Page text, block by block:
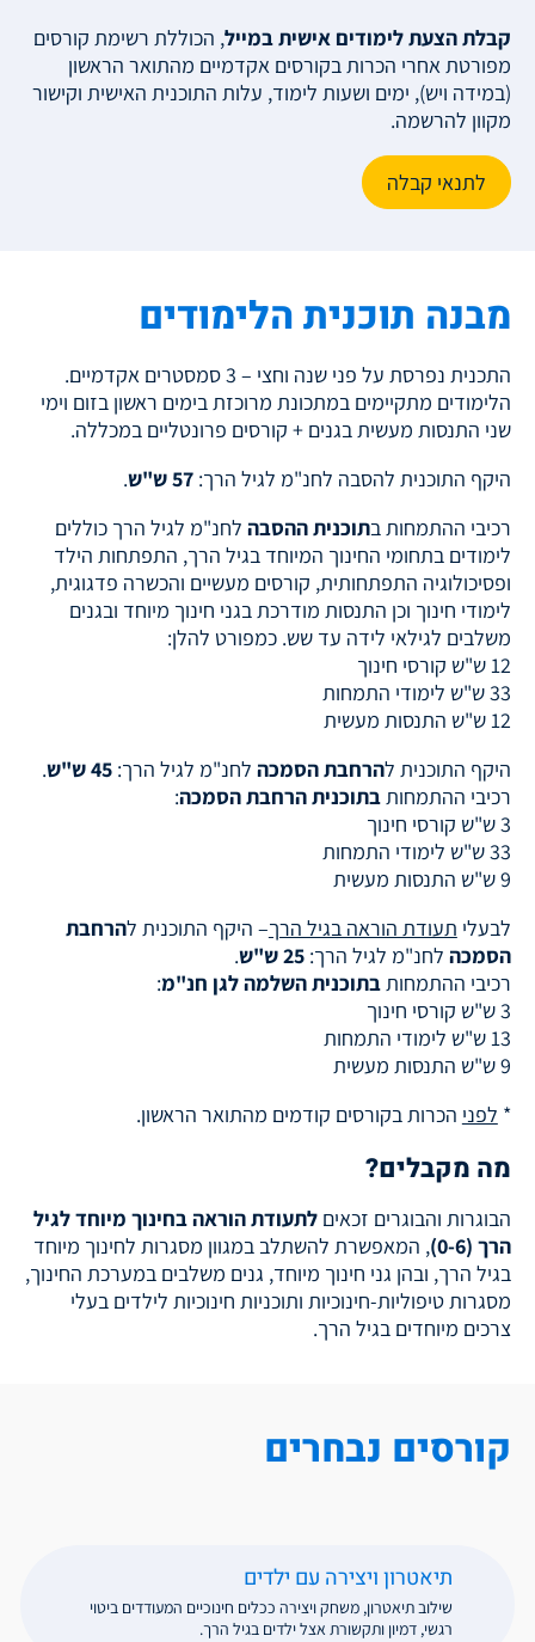
קבלת הצעת לימודים אישית במייל, הכוללת רשימת קורסים
מפורטת אחרי הכרות בקורסים אקדמיים מהתואר הראשון
(במידה ויש), ימים ושעות לימוד, עלות התוכנית האישית וקישור
מקוון להרשמה.
לתנאי קבלה
מבנה תוכנית הלימודים
התכנית נפרסת על פני שנה וחצי – 3 סמסטרים אקדמיים.
הלימודים מתקיימים במתכונת מרוכזת בימים ראשון בזום וימי
שני התנסות מעשית בגנים + קורסים פרונטליים במכללה.
היקף התוכנית להסבה לחנ"מ לגיל הרך:57 ש"ש
.
רכיבי ההתמחות בתוכנית ההסבה לחנ"מ לגיל הרך כוללים
לימודים בתחומי החינוך המיוחד בגיל הרך, התפתחות הילד
ופסיכולוגיה התפתחותית, קורסים מעשיים והכשרה פדגוגית,
לימודי חינוך וכן התנסות מודרכת בגני חינוך מיוחד ובגנים
משלבים לגילאי לידה עד שש. כמפורט להלן:
12 ש"ש קורסי חינוך
33 ש"ש לימודי התמחות
12 ש"ש התנסות מעשית
היקף התוכנית להרחבת הסמכה לחנ"מ לגיל הרך:45 ש"ש
.
רכיבי ההתמחותבתוכנית הרחבת הסמכה:
3 ש"ש קורסי חינוך
33 ש"ש לימודי התמחות
9 ש"ש התנסות מעשית
לבעלי תעודת הוראה בגיל הרך– היקף התוכנית להרחבת
הסמכה לחנ"מ לגיל הרך:25 ש"ש
.
רכיבי ההתמחותבתוכנית השלמה לגן חנ"מ:
3 ש"ש קורסי חינוך
13 ש"ש לימודי התמחות
9 ש"ש התנסות מעשית
* לפני הכרות בקורסים קודמים מהתואר הראשון.
מה מקבלים?
הבוגרות והבוגרים זכאיםלתעודת הוראה בחינוך מיוחד לגיל
הרך (0-6)
, המאפשרת להשתלב במגוון מסגרות לחינוך מיוחד
בגיל הרך, ובהן גני חינוך מיוחד, גנים משלבים במערכת החינוך,
מסגרות טיפוליות-חינוכיות ותוכניות חינוכיות לילדים בעלי
צרכים מיוחדים בגיל הרך.
קורסים נבחרים
תיאטרון ויצירה עם ילדים
שילוב תיאטרון, משחק ויצירה ככלים חינוכיים המעודדים ביטוי
רגשי, דמיון ותקשורת אצל ילדים בגיל הרך.